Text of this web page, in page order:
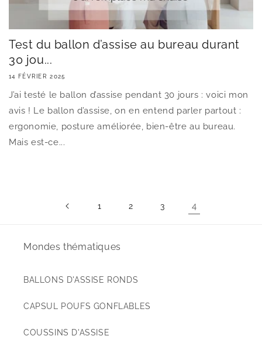
Test du ballon d’assise au bureau durant
30 jou...
14 FÉVRIER 2025
J’ai testé le ballon d’assise pendant 30 jours : voici mon
avis ! Le ballon d’assise, on en entend parler partout :
ergonomie, posture améliorée, bien-être au bureau.
Mais est-ce...
1 2 3 4
Mondes thématiques
BALLONS D'ASSISE RONDS
CAPSUL POUFS GONFLABLES
COUSSINS D'ASSISE